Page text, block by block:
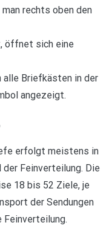
rechts oben den
öffnet sich eine
alle Briefkästen in der
angezeigt.
erfolgt meistens in
Feinverteilung. Die
18 bis 52 Ziele, je
der Sendungen